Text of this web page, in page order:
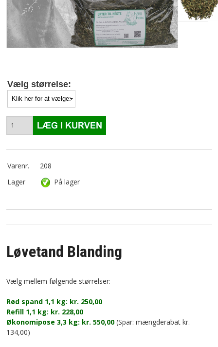
KONTAKT
NYHEDSBREV
Vælg størrelse:
Varenr.
208
Lager
På lager
Løvetand Blanding
Vælg mellem følgende størrelser:
Rød spand 1,1 kg: kr. 250,00
Refill 1,1 kg: kr. 228,00
Økonomipose 3,3 kg: kr. 550,00(Spar: mængderabat kr.
134,00)